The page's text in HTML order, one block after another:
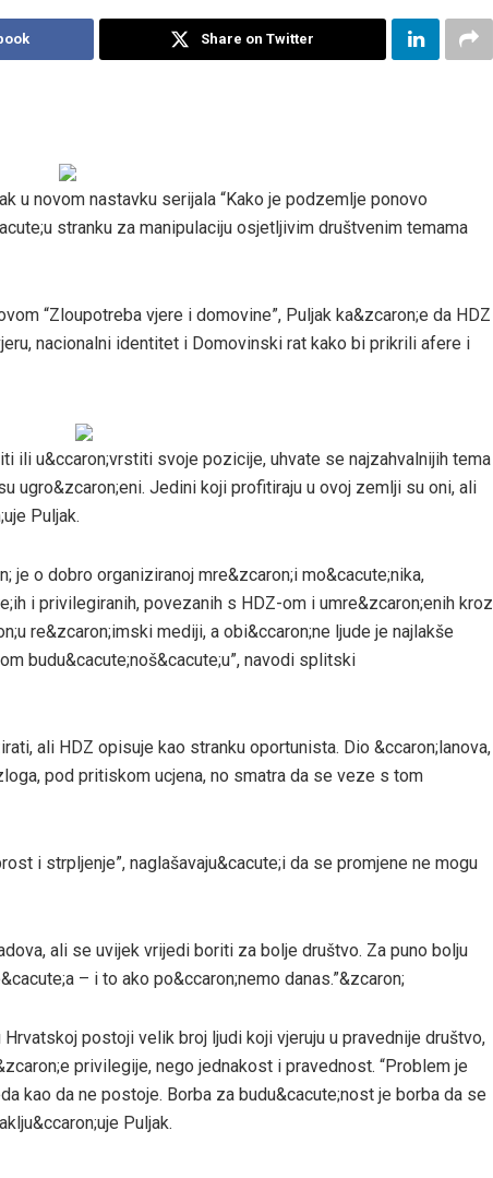
Share on Twitter
u novom nastavku serijala “Kako je podzemlje ponovo
stranku za manipulaciju osjetljivim društvenim temama
“Zloupotreba vjere i domovine”, Puljak ka&zcaron;e da HDZ
nacionalni identitet i Domovinski rat kako bi prikrili afere i
ili u&ccaron;vrstiti svoje pozicije, uhvate se najzahvalnijih tema
ugro&zcaron;eni. Jedini koji profitiraju u ovoj zemlji su oni, ali
Puljak.
je o dobro organiziranoj mre&zcaron;i mo&cacute;nika,
i privilegiranih, povezanih s HDZ-om i umre&zcaron;enih kroz
re&zcaron;imski mediji, a obi&ccaron;ne ljude je najlakše
budu&cacute;noš&cacute;u”, navodi splitski
ali HDZ opisuje kao stranku oportunista. Dio &ccaron;lanova,
pod pritiskom ucjena, no smatra da se veze s tom
i strpljenje”, naglašavaju&cacute;i da se promjene ne mogu
ali se uvijek vrijedi boriti za bolje društvo. Za puno bolju
– i to ako po&ccaron;nemo danas.”&zcaron;
postoji velik broj ljudi koji vjeruju u pravednije društvo,
privilegije, nego jednakost i pravednost. “Problem je
kao da ne postoje. Borba za budu&cacute;nost je borba da se
Puljak.